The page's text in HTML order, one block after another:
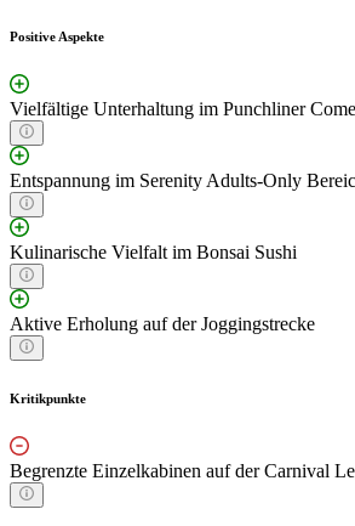
Positive Aspekte
Vielfältige Unterhaltung im Punchliner
Entspannung im Serenity Adults-Only
Kulinarische Vielfalt im Bonsai Sushi
Aktive Erholung auf der Joggingstrecke
Kritikpunkte
Begrenzte Einzelkabinen auf der Carnival